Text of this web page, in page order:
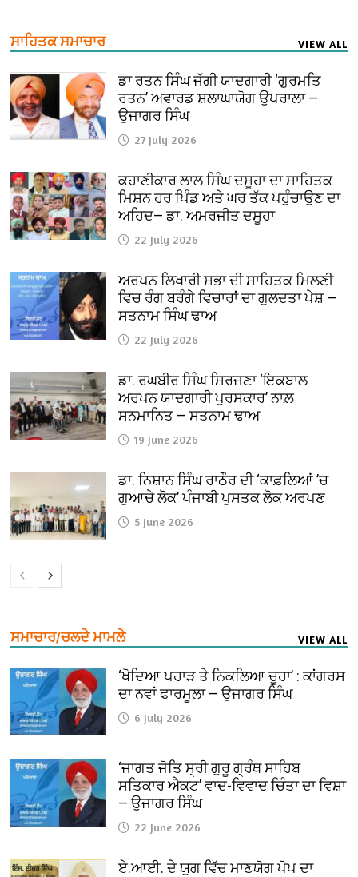
ਸਾਹਿਤਕ ਸਮਾਚਾਰ VIEW ALL
ਡਾ ਰਤਨ ਸਿੰਘ ਜੱਗੀ ਯਾਦਗਾਰੀ ‘ਗੁਰਮਤਿ
ਰਤਨ’ ਅਵਾਰਡ ਸ਼ਲਾਘਾਯੋਗ ਉਪਰਾਲਾ —
ਉਜਾਗਰ ਸਿੰਘ
27 July 2026
ਕਹਾਣੀਕਾਰ ਲਾਲ ਸਿੰਘ ਦਸੂਹਾ ਦਾ ਸਾਹਿਤਕ
ਮਿਸ਼ਨ ਹਰ ਪਿੰਡ ਅਤੇ ਘਰ ਤੱਕ ਪਹੁੰਚਾਉਣ ਦਾ
ਅਹਿਦ— ਡਾ. ਅਮਰਜੀਤ ਦਸੂਹਾ
22 July 2026
ਅਰਪਨ ਲਿਖਾਰੀ ਸਭਾ ਦੀ ਸਾਹਿਤਕ ਮਿਲਣੀ
ਵਿਚ ਰੰਗ ਬਰੰਗੇ ਵਿਚਾਰਾਂ ਦਾ ਗੁਲਦਤਾ ਪੇਸ਼ —
ਸਤਨਾਮ ਸਿੰਘ ਢਾਅ
22 July 2026
ਡਾ. ਰਘਬੀਰ ਸਿੰਘ ਸਿਰਜਣਾ ‘ਇਕਬਾਲ
ਅਰਪਨ ਯਾਦਗਾਰੀ ਪੁਰਸਕਾਰ’ ਨਾਲ਼
ਸਨਮਾਨਿਤ — ਸਤਨਾਮ ਢਾਅ
19 June 2026
ਡਾ. ਨਿਸ਼ਾਨ ਸਿੰਘ ਰਾਠੌਰ ਦੀ ‘ਕਾਫ਼ਲਿਆਂ ’ਚ
ਗੁਆਚੇ ਲੋਕ’ ਪੰਜਾਬੀ ਪੁਸਤਕ ਲੋਕ ਅਰਪਣ
5 June 2026
ਸਮਾਚਾਰ/ਚਲਦੇ ਮਾਮਲੇ VIEW ALL
‘ਖੋਦਿਆ ਪਹਾੜ ਤੇ ਨਿਕਲਿਆ ਚੂਹਾ’ : ਕਾਂਗਰਸ
ਦਾ ਨਵਾਂ ਫਾਰਮੂਲਾ — ਉਜਾਗਰ ਸਿੰਘ
6 July 2026
‘ਜਾਗਤ ਜੋਤਿ ਸ੍ਰੀ ਗੁਰੂ ਗ੍ਰੰਥ ਸਾਹਿਬ
ਸਤਿਕਾਰ ਐਕਟ’ ਵਾਦ-ਵਿਵਾਦ ਚਿੰਤਾ ਦਾ ਵਿਸ਼ਾ
— ਉਜਾਗਰ ਸਿੰਘ
22 June 2026
ਏ.ਆਈ. ਦੇ ਯੁਗ ਵਿੱਚ ਮਾਣਯੋਗ ਪੋਪ ਦਾ